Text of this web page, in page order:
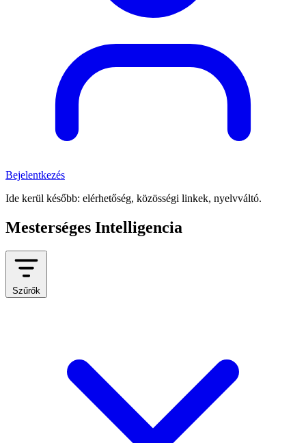
Bejelentkezés
Ide kerül később: elérhetőség, közösségi linkek, nyelvváltó.
Mesterséges Intelligencia
Szűrők